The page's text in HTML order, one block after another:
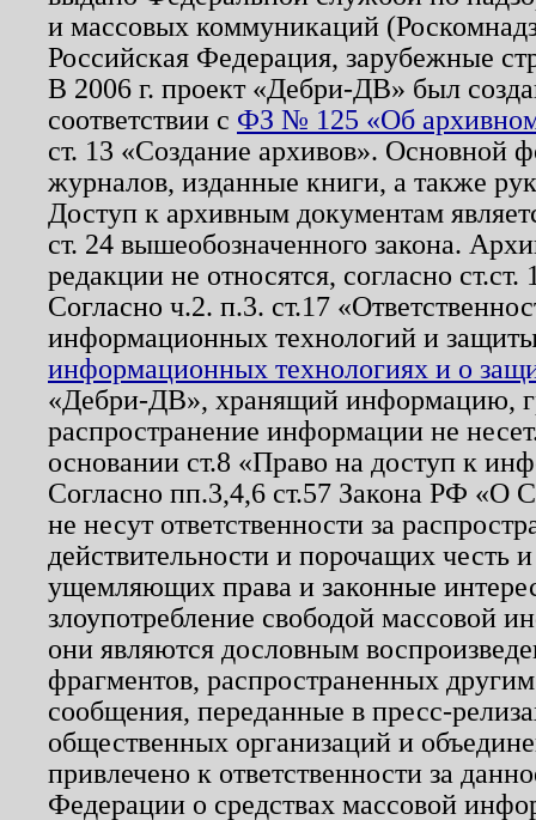
и массовых коммуникаций
Российская Федерация, зарубежные
В 2006 г. проект «Дебри-ДВ» был
соответствии с ФЗ № 125 «Об
ст. 13 «Создание архивов». Основной
журналов, изданные книги, а также
Доступ к архивным документам
ст. 24 вышеобозначенного закона.
редакции не относятся, согласно
Согласно ч.2. п.3. ст.17
информационных технологий и
информационных технологиях и о
«Дебри-ДВ», хранящий информацию,
распространение информации не
основании ст.8 «Право на доступ к
Согласно пп.3,4,6 ст.57 Закона РФ «О
не несут ответственности за
действительности и порочащих честь
ущемляющих права и законные
злоупотребление свободой массовой
они являются дословным
фрагментов, распространенных
сообщения, переданные в пресс-
общественных организаций и
привлечено к ответственности за
Федерации о средствах массовой